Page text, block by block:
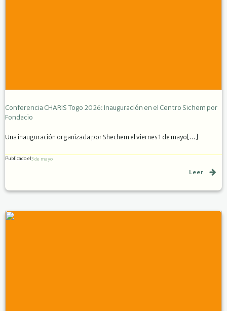
Conferencia CHARIS Togo 2026: Inauguración en el Centro Sichem por
Fondacio
Una inauguración organizada por Shechem el viernes 1 de mayo[…]
Publicado el3 de mayo
Leer